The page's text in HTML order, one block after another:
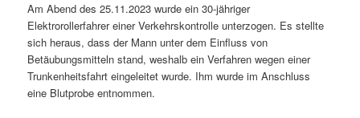
Am Abend des 25.11.2023 wurde ein 30-jähriger
Elektrorollerfahrer einer Verkehrskontrolle unterzogen. Es stellte
sich heraus, dass der Mann unter dem Einfluss von
Betäubungsmitteln stand, weshalb ein Verfahren wegen einer
Trunkenheitsfahrt eingeleitet wurde. Ihm wurde im Anschluss
eine Blutprobe entnommen.